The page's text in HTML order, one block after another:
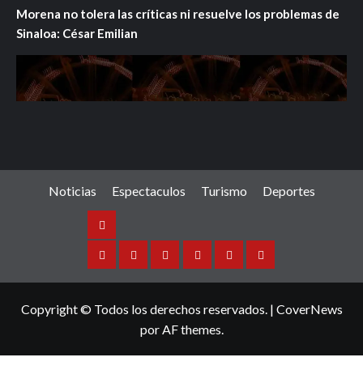
Morena no tolera las críticas ni resuelve los problemas de
Sinaloa: César Emilian
Noticias Espectaculos Turismo Deportes
Noticias
SinaloaNacionalInternacionalEspectaculos
TurismoDeportes
Copyright © Todos los derechos reservados. | CoverNews
por AF themes.